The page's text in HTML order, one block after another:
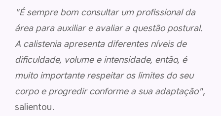
"É sempre bom consultar um profissional da
área para auxiliar e avaliar a questão postural.
A calistenia apresenta diferentes níveis de
dificuldade, volume e intensidade, então, é
muito importante respeitar os limites do seu
corpo e progredir conforme a sua adaptação",
salientou.